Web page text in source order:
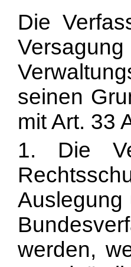
Die
seinen
mit Art. 33
1. Die
Auslegung
werden,